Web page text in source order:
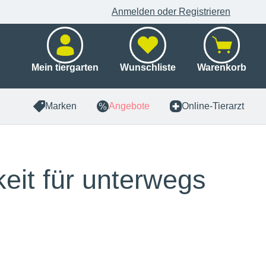
Anmelden oder Registrieren
Mein tiergarten Wunschliste Warenkorb
Marken Angebote Online-Tierarzt
für unterwegs